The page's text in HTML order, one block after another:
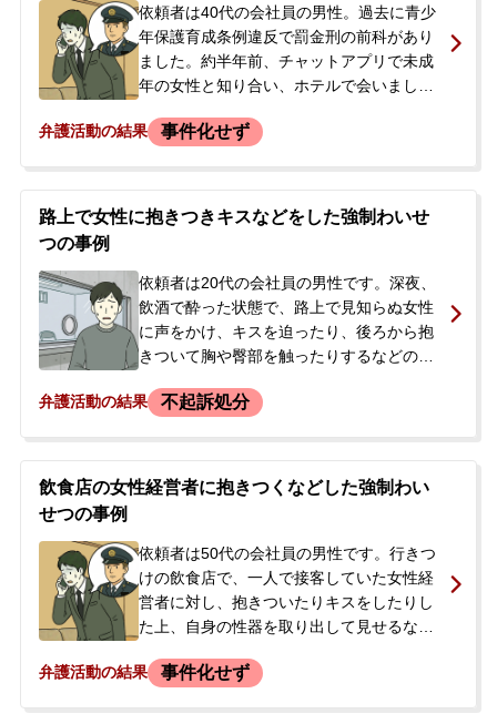
依頼者は40代の会社員の男性。過去に青少
年保護育成条例違反で罰金刑の前科があり
ました。約半年前、チャットアプリで未成
年の女性と知り合い、ホテルで会いまし
したり女性の体を触るなどのわいせつな行
され支払いましたが、類似事件の報道を見
て自身も捜査対象になるのではないかと不
弁護活動の結果 事件化せず
路上で女性に抱きつきキスなどをした強制わいせ
つの事例
依頼者は20代の会社員の男性です。深夜、
飲酒で酔った状態で、路上で見知らぬ女性
に声をかけ、キスを迫ったり、後ろから抱
きついて胸や臀部を触ったりするなどのわ
強制わいせつの容疑で逮捕されました。当
ご両親が、今後の手続の流れや早期の身柄
解放、示談交渉について不安を感じ、また
ら、当事務所にご相談され、即日依頼とな
りました。
弁護活動の結果 不起訴処分
飲食店の女性経営者に抱きつくなどした強制わい
せつの事例
依頼者は50代の会社員の男性です。行きつ
けの飲食店で、一人で接客していた女性経
営者に対し、抱きついたりキスをしたりし
た上、自身の性器を取り出して見せるなど
終わりましたが、2日後に店の常連を名乗る
弁護活動の結果 事件化せず